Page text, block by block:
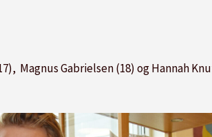
Magnus Gabrielsen (18) og Hannah